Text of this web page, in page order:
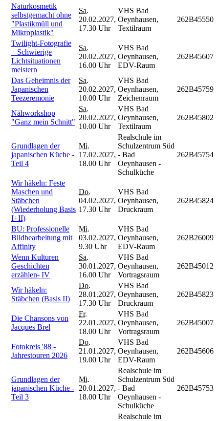
Naturkosmetik
selbstgemacht ohne
"Plastikmüll und
Mikroplastik"
Sa.
20.02.2027,
17.30 Uhr
VHS Bad
Oeynhausen,
Textilraum
262B45550
Twilight-Fotografie
– Schwierige
Lichtsituationen
meistern
Sa.
20.02.2027,
16.00 Uhr
VHS Bad
Oeynhausen,
EDV-Raum
262B45607
Das Geheimnis der
Japanischen
Teezeremonie
Sa.
20.02.2027,
10.00 Uhr
VHS Bad
Oeynhausen,
Zeichenraum
262B45759
Nähworkshop
"Ganz mein Schnitt"
Sa.
20.02.2027,
10.00 Uhr
VHS Bad
Oeynhausen,
Textilraum
262B45802
Grundlagen der
japanischen Küche -
Teil 4
Mi.
17.02.2027,
18.00 Uhr
Realschule im
Schulzentrum Süd
- Bad
Oeynhausen -
Schulküche
262B45754
Wir häkeln: Feste
Maschen und
Stäbchen
(Wiederholung Basis
I+II)
Do.
04.02.2027,
17.30 Uhr
VHS Bad
Oeynhausen,
Druckraum
262B45824
BU: Professionelle
Bildbearbeitung mit
Affinity
Mi.
03.02.2027,
9.30 Uhr
VHS Bad
Oeynhausen,
EDV-Raum
262B26009
Wenn Kulturen
Geschichten
erzählen- IV
Sa.
30.01.2027,
16.00 Uhr
VHS Bad
Oeynhausen,
Vortragsraum
262B45012
Wir häkeln:
Stäbchen (Basis II)
Do.
28.01.2027,
17.30 Uhr
VHS Bad
Oeynhausen,
Druckraum
262B45823
Die Chansons von
Jacques Brel
Fr.
22.01.2027,
18.00 Uhr
VHS Bad
Oeynhausen,
Vortragsraum
262B45007
Fotokreis '88 -
Jahrestouren 2026
Do.
21.01.2027,
19.00 Uhr
VHS Bad
Oeynhausen,
EDV-Raum
262B45606
Grundlagen der
japanischen Küche -
Teil 3
Mi.
20.01.2027,
18.00 Uhr
Realschule im
Schulzentrum Süd
- Bad
Oeynhausen -
Schulküche
262B45753
Realschule im